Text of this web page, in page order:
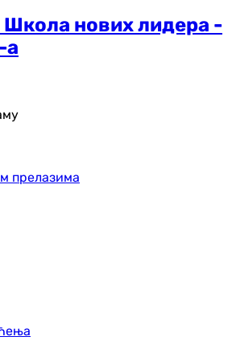
нових лидера -
а
прелазима